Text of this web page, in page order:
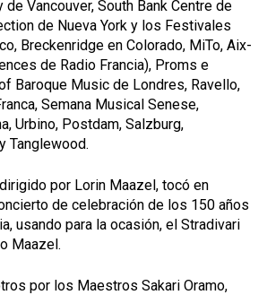
Vancouver, South Bank Centre de
de Nueva York y los Festivales
Breckenridge en Colorado, MiTo, Aix-
de Radio Francia), Proms e
Baroque Music de Londres, Ravello,
Semana Musical Senese,
Urbino, Postdam, Salzburg,
Tanglewood.
por Lorin Maazel, tocó en
de celebración de los 150 años
usando para la ocasión, el Stradivari
Maazel.
por los Maestros Sakari Oramo,